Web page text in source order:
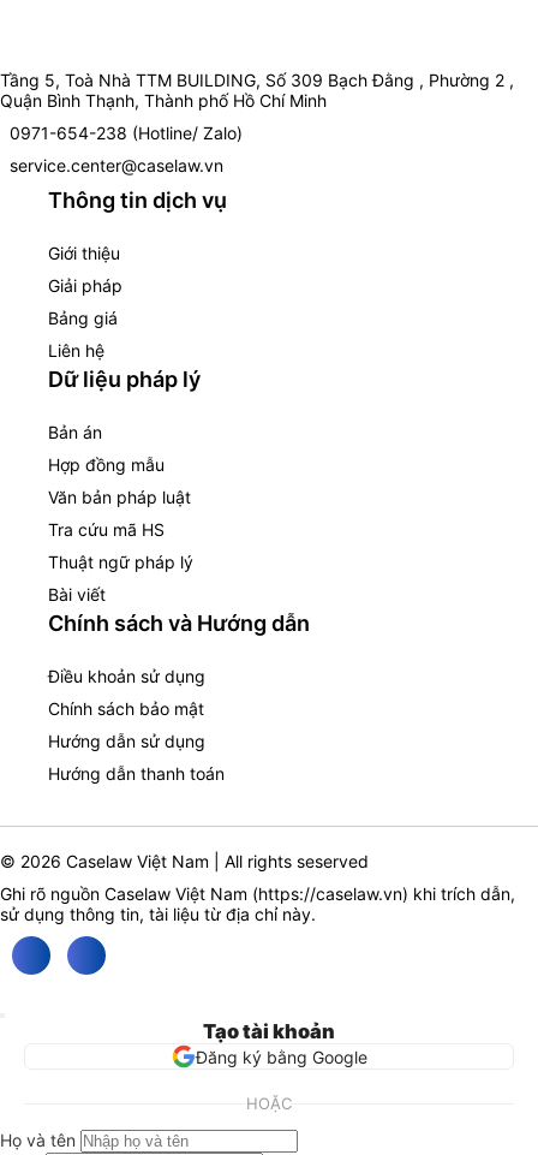
Tầng 5, Toà Nhà TTM BUILDING, Số 309 Bạch Đằng , Phường 2 ,
Quận Bình Thạnh, Thành phố Hồ Chí Minh
0971-654-238 (Hotline/ Zalo)
service.center@caselaw.vn
Thông tin dịch vụ
Giới thiệu
Giải pháp
Bảng giá
Liên hệ
Dữ liệu pháp lý
Bản án
Hợp đồng mẫu
Văn bản pháp luật
Tra cứu mã HS
Thuật ngữ pháp lý
Bài viết
Chính sách và Hướng dẫn
Điều khoản sử dụng
Chính sách bảo mật
Hướng dẫn sử dụng
Hướng dẫn thanh toán
© 2026 Caselaw Việt Nam | All rights seserved
Ghi rõ nguồn Caselaw Việt Nam (https://caselaw.vn) khi trích dẫn,
sử dụng thông tin, tài liệu từ địa chỉ này.
Tạo tài khoản
Đăng ký bằng Google
HOẶC
Họ và tên